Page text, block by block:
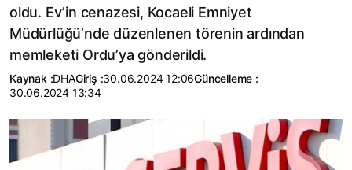
oldu. Ev’in cenazesi, Kocaeli Emniyet
Müdürlüğü’nde düzenlenen törenin ardından
memleketi Ordu’ya gönderildi.
Kaynak :DHAGiriş :30.06.2024 12:06Güncelleme :
30.06.2024 13:34